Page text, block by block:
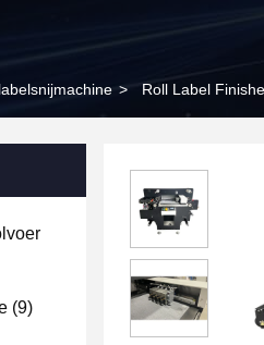
> Roll Label
(9)